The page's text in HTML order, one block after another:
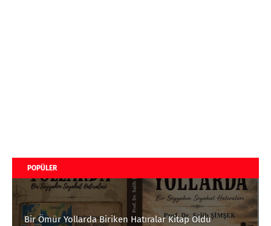
POPÜLER
Bir Ömür Yollarda Biriken Hatıralar Kitap Oldu